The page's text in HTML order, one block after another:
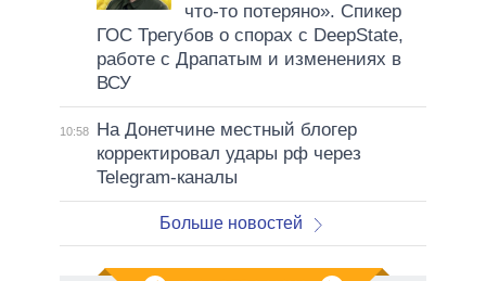
что-то потеряно». Спикер
ГОС Трегубов о спорах с DeepState,
работе с Драпатым и изменениях в
ВСУ
10:58
На Донетчине местный блогер
корректировал удары рф через
Telegram-каналы
Больше новостей